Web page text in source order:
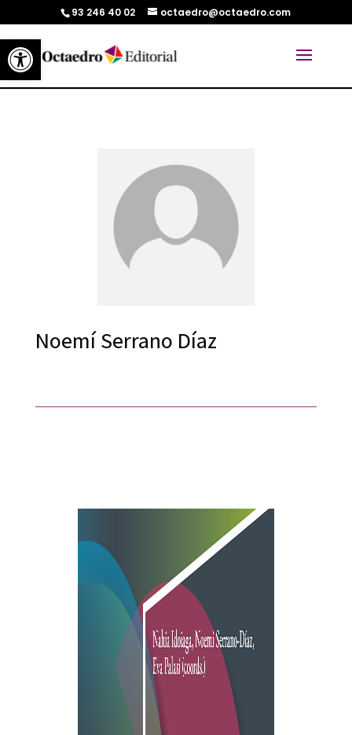
Abrir barra de herramientas
93 246 40 02 octaedro@octaedro.com
Noemí Serrano Díaz